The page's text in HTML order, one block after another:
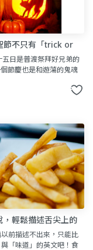
節不只有「trick or
日是普渡祭拜好兄弟的
節慶也是和遊蕩的鬼魂
，輕鬆描述舌尖上的
前描述不出來，只能比
「味道」的英文吧！食